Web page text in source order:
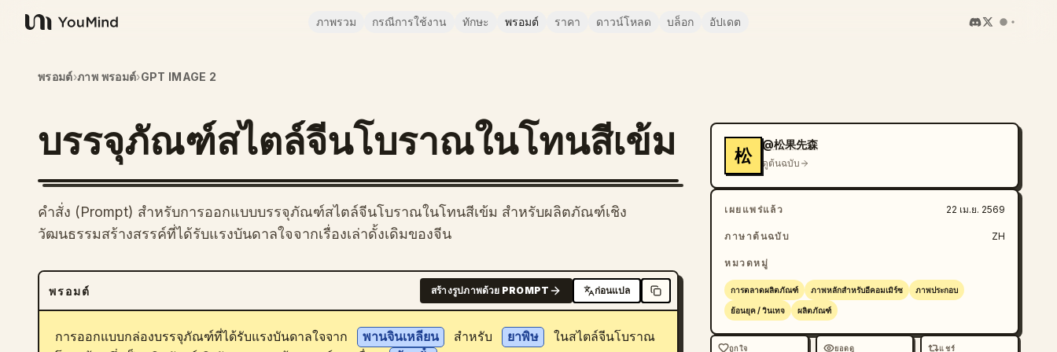
YouMind
ภาพรวม กรณีการใช้งาน ทักษะ พรอมต์ ราคา ดาวน์โหลด บล็อก อัปเดต
พรอมต์›ภาพ พรอมต์›GPT IMAGE 2
บรรจุภัณฑ์สไตล์จีนโบราณในโทนสีเข้ม
คำสั่ง (Prompt) สำหรับการออกแบบบรรจุภัณฑ์สไตล์จีนโบราณในโทนสีเข้ม สำหรับผลิตภัณฑ์เชิง
วัฒนธรรมสร้างสรรค์ที่ได้รับแรงบันดาลใจจากเรื่องเล่าดั้งเดิมของจีน
พรอมต์ สร้างรูปภาพด้วย PROMPT ก่อนแปล
การออกแบบกล่องบรรจุภัณฑ์ที่ได้รับแรงบันดาลใจจาก พานจินเหลียน สำหรับ ยาพิษ
ในสไตล์จีนโบราณ
松
@松果先森
ดูต้นฉบับ
เผยแพร่แล้ว 22 เม.ย. 2569
ภาษาต้นฉบับ ZH
หมวดหมู่
การตลาดผลิตภัณฑ์ ภาพหลักสำหรับอีคอมเมิร์ซ ภาพประกอบ
ย้อนยุค / วินเทจ ผลิตภัณฑ์
ถูกใจ ยอดดู แชร์